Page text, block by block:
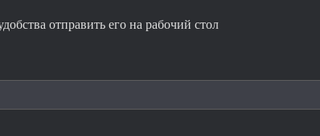
отправить его на рабочий стол